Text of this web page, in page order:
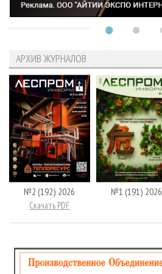
АРХИВ ЖУРНАЛОВ
№2 (192) 2026
Скачать PDF
№1 (191) 2026